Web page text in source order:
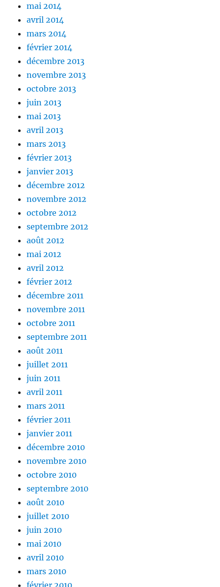
mai 2014
avril 2014
mars 2014
février 2014
décembre 2013
novembre 2013
octobre 2013
juin 2013
mai 2013
avril 2013
mars 2013
février 2013
janvier 2013
décembre 2012
novembre 2012
octobre 2012
septembre 2012
août 2012
mai 2012
avril 2012
février 2012
décembre 2011
novembre 2011
octobre 2011
septembre 2011
août 2011
juillet 2011
juin 2011
avril 2011
mars 2011
février 2011
janvier 2011
décembre 2010
novembre 2010
octobre 2010
septembre 2010
août 2010
juillet 2010
juin 2010
mai 2010
avril 2010
mars 2010
février 2010